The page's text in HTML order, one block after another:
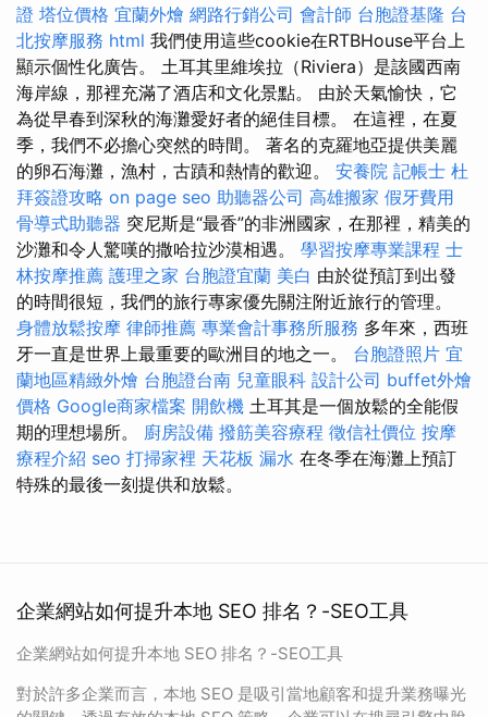
證 塔位價格 宜蘭外燴 網路行銷公司 會計師 台胞證基隆 台
北按摩服務 html 我們使用這些cookie在RTBHouse平台上
顯示個性化廣告。 土耳其里維埃拉（Riviera）是該國西南
海岸線，那裡充滿了酒店和文化景點。 由於天氣愉快，它
為從早春到深秋的海灘愛好者的絕佳目標。 在這裡，在夏
季，我們不必擔心突然的時間。 著名的克羅地亞提供美麗
的卵石海灘，漁村，古蹟和熱情的歡迎。 安養院 記帳士 杜
拜簽證攻略 on page seo 助聽器公司 高雄搬家 假牙費用
骨導式助聽器 突尼斯是“最香”的非洲國家，在那裡，精美的
沙灘和令人驚嘆的撒哈拉沙漠相遇。 學習按摩專業課程 士
林按摩推薦 護理之家 台胞證宜蘭 美白 由於從預訂到出發
的時間很短，我們的旅行專家優先關注附近旅行的管理。
身體放鬆按摩 律師推薦 專業會計事務所服務 多年來，西班
牙一直是世界上最重要的歐洲目的地之一。 台胞證照片 宜
蘭地區精緻外燴 台胞證台南 兒童眼科 設計公司 buffet外燴
價格 Google商家檔案 開飲機 土耳其是一個放鬆的全能假
期的理想場所。 廚房設備 撥筋美容療程 徵信社價位 按摩
療程介紹 seo 打掃家裡 天花板 漏水 在冬季在海灘上預訂
特殊的最後一刻提供和放鬆。
企業網站如何提升本地 SEO 排名？-SEO工具
企業網站如何提升本地 SEO 排名？-SEO工具
對於許多企業而言，本地 SEO 是吸引當地顧客和提升業務曝光